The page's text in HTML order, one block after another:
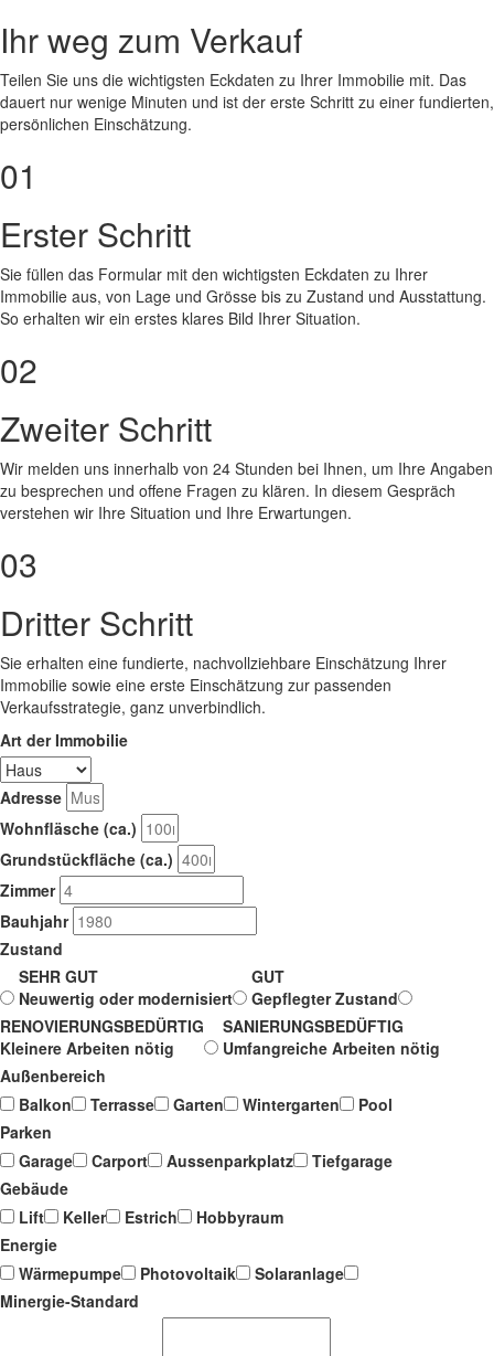
Ihr weg zum Verkauf
Teilen Sie uns die wichtigsten Eckdaten zu Ihrer Immobilie mit. Das
dauert nur wenige Minuten und ist der erste Schritt zu einer fundierten,
persönlichen Einschätzung.
01
Erster Schritt
Sie füllen das Formular mit den wichtigsten Eckdaten zu Ihrer
Immobilie aus, von Lage und Grösse bis zu Zustand und Ausstattung.
So erhalten wir ein erstes klares Bild Ihrer Situation.
02
Zweiter Schritt
Wir melden uns innerhalb von 24 Stunden bei Ihnen, um Ihre Angaben
zu besprechen und offene Fragen zu klären. In diesem Gespräch
verstehen wir Ihre Situation und Ihre Erwartungen.
03
Dritter Schritt
Sie erhalten eine fundierte, nachvollziehbare Einschätzung Ihrer
Immobilie sowie eine erste Einschätzung zur passenden
Verkaufsstrategie, ganz unverbindlich.
Art der Immobilie
Adresse
Wohnfläsche (ca.)
Grundstückfläche (ca.)
Zimmer
Bauhjahr
Zustand
SEHR GUT
Neuwertig oder modernisiert
GUT
Gepflegter Zustand
RENOVIERUNGSBEDÜRTIG
Kleinere Arbeiten nötig
SANIERUNGSBEDÜFTIG
Umfangreiche Arbeiten nötig
Außenbereich
Balkon
Terrasse Garten Wintergarten
Pool
Parken
Garage
Carport Aussenparkplatz
Tiefgarage
Gebäude
Lift
Keller Estrich
Hobbyraum
Energie
Wärmepumpe
Photovoltaik
Solaranlage
Minergie-Standard